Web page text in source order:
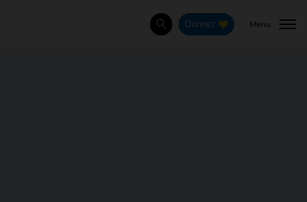
Rechercher
Donnez Menu